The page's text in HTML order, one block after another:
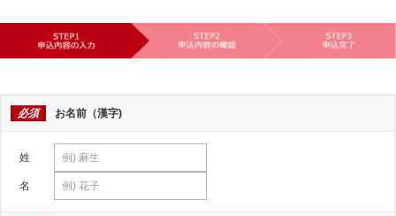
必須 お名前（漢字)
姓
名